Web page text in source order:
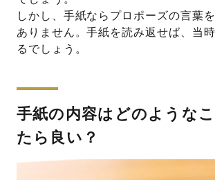
しかし、手紙ならプロポーズの言葉
ありません。手紙を読み返せば、当
るでしょう。
手紙の内容はどのような
たら良い？